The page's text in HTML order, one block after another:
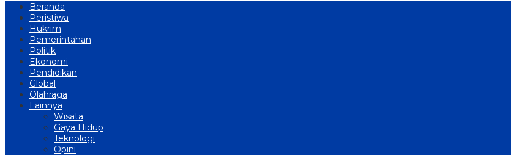
Beranda
Peristiwa
Hukrim
Pemerintahan
Politik
Ekonomi
Pendidikan
Global
Olahraga
Lainnya
Wisata
Gaya Hidup
Teknologi
Opini